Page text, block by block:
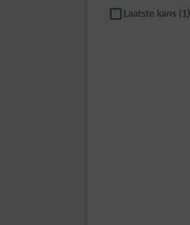
Laatste kans (1)